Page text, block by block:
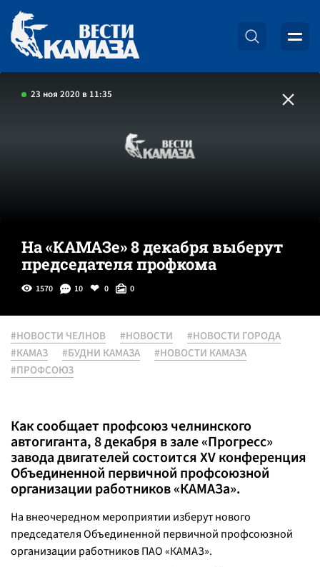
23 ноя 2020 в 11:35
На «КАМАЗе» 8 декабря выберут
председателя профкома
1570 10 0 0
#НОВОСТИ ЧЕЛНОВ #НОВОСТИ
#НОВОСТИ ГОРОДА
#КАМАЗ
#БУДНИ КАМАЗА
#НОВОСТИ КАМАЗА
#ПРОФСОЮЗ
Как сообщает профсоюз челнинского
автогиганта, 8 декабря в зале «Прогресс»
завода двигателей состоится XV конференция
Объединенной первичной профсоюзной
организации работников «КАМАЗа».
На внеочередном мероприятии изберут нового
председателя Объединенной первичной профсоюзной
организации работников ПАО «КАМАЗ».